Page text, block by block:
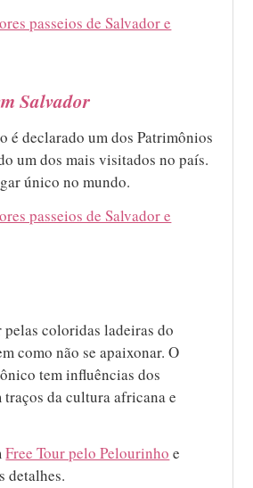
passeios de Salvador e
Salvador
é declarado um dos Patrimônios
um dos mais visitados no país.
único no mundo.
passeios de Salvador e
pelas coloridas ladeiras do
como não se apaixonar. O
tem influências dos
traços da cultura africana e
Free Tour pelo Pelourinho e
detalhes.